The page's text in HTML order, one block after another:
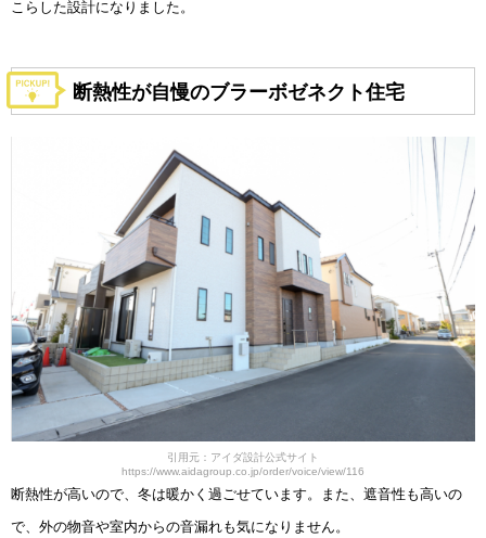
こらした設計になりました。
断熱性が自慢のブラーボゼネクト住宅
引用元：アイダ設計公式サイト
https://www.aidagroup.co.jp/order/voice/view/116
断熱性が高いので、冬は暖かく過ごせています。また、遮音性も高いの
で、外の物音や室内からの音漏れも気になりません。